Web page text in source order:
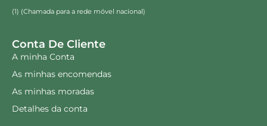
(1) (Chamada para a rede móvel nacional)
Conta De Cliente
A minha Conta
As minhas encomendas
As minhas moradas
Detalhes da conta